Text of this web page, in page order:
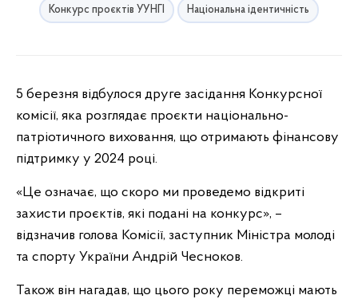
Конкурс проєктів УУНГІ Національна ідентичність
5 березня відбулося друге засідання Конкурсної
комісії, яка розглядає проєкти національно-
патріотичного виховання, що отримають фінансову
підтримку у 2024 році.
«Це означає, що скоро ми проведемо відкриті
захисти проєктів, які подані на конкурс», –
відзначив голова Комісії, заступник Міністра молоді
та спорту України Андрій Чесноков.
Також він нагадав, що цього року переможці мають